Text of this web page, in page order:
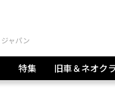
特集 旧車＆ネオク